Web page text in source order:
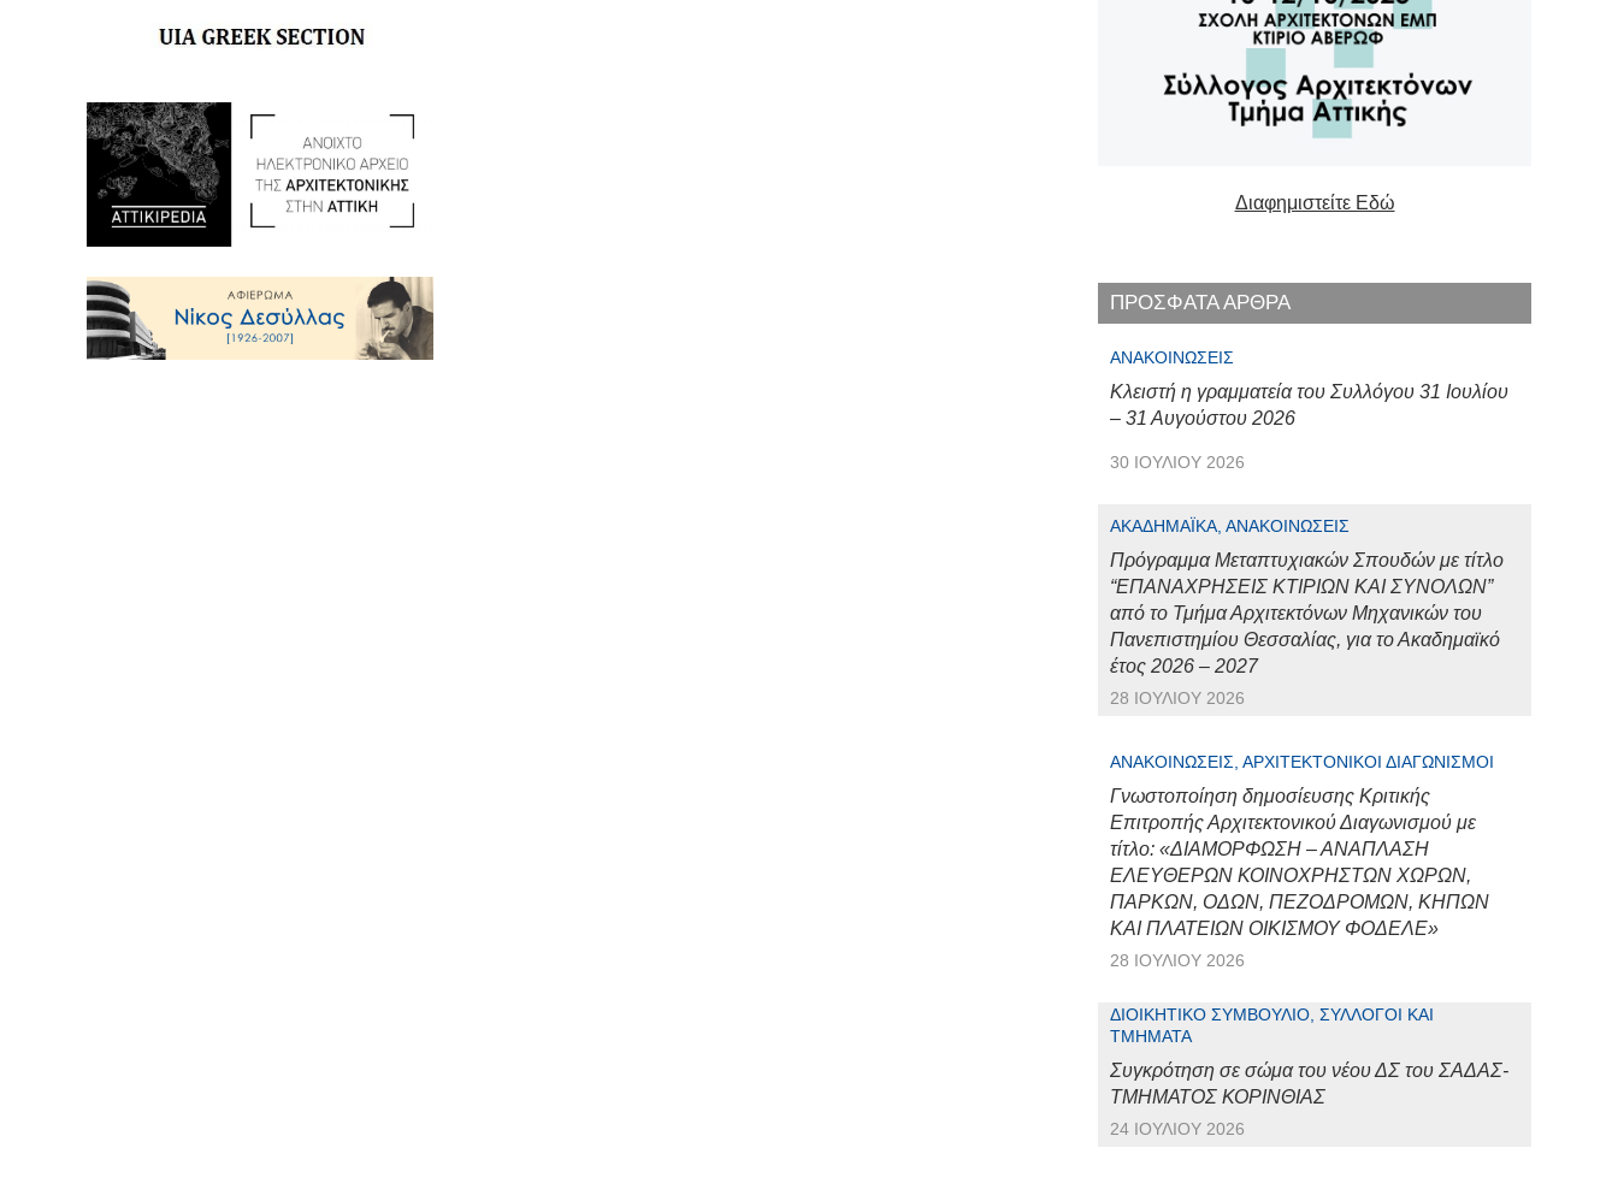
Διαφημιστείτε Εδώ
ΠΡΟΣΦΑΤΑ ΑΡΘΡΑ
ΑΝΑΚΟΙΝΏΣΕΙΣ
Κλειστή η γραμματεία του Συλλόγου 31 Ιουλίου
– 31 Αυγούστου 2026
30 ΙΟΥΛΊΟΥ 2026
ΑΚΑΔΗΜΑΪΚΆ, ΑΝΑΚΟΙΝΏΣΕΙΣ
Πρόγραμμα Μεταπτυχιακών Σπουδών με τίτλο
“ΕΠΑΝΑΧΡΗΣΕΙΣ ΚΤΙΡΙΩΝ ΚΑΙ ΣΥΝΟΛΩΝ”
από το Τμήμα Αρχιτεκτόνων Μηχανικών του
Πανεπιστημίου Θεσσαλίας, για το Ακαδημαϊκό
έτος 2026 – 2027
28 ΙΟΥΛΊΟΥ 2026
ΑΝΑΚΟΙΝΏΣΕΙΣ, ΑΡΧΙΤΕΚΤΟΝΙΚΟΊ ΔΙΑΓΩΝΙΣΜΟΊ
Γνωστοποίηση δημοσίευσης Κριτικής
Επιτροπής Αρχιτεκτονικού Διαγωνισμού με
τίτλο: «ΔΙΑΜΟΡΦΩΣΗ – ΑΝΑΠΛΑΣΗ
ΕΛΕΥΘΕΡΩΝ ΚΟΙΝΟΧΡΗΣΤΩΝ ΧΩΡΩΝ,
ΠΑΡΚΩΝ, ΟΔΩΝ, ΠΕΖΟΔΡΟΜΩΝ, ΚΗΠΩΝ
ΚΑΙ ΠΛΑΤΕΙΩΝ ΟΙΚΙΣΜΟΥ ΦΟΔΕΛΕ»
28 ΙΟΥΛΊΟΥ 2026
ΔΙΟΙΚΗΤΙΚΌ ΣΥΜΒΟΎΛΙΟ, ΣΎΛΛΟΓΟΙ ΚΑΙ
ΤΜΉΜΑΤΑ
Συγκρότηση σε σώμα του νέου ΔΣ του ΣΑΔΑΣ-
ΤΜΗΜΑΤΟΣ ΚΟΡΙΝΘΙΑΣ
24 ΙΟΥΛΊΟΥ 2026